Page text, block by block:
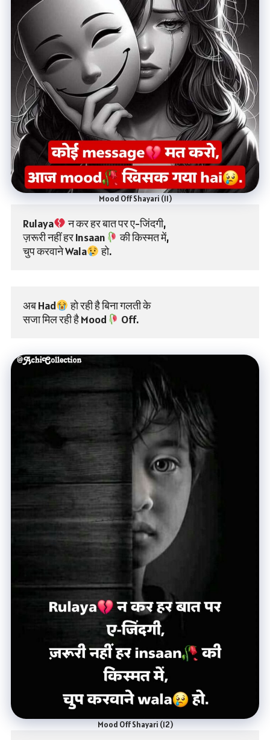
Mood Off Shayari (11)
Rulaya
न कर हर बात पर ए-जिंदगी,
ज़रूरी नहीं हर Insaan
की किस्मत में,
चुप करवाने Wala
हो.
अब Had
हो रही है बिना गलती के
सजा मिल रही है Mood
Off.
Mood Off Shayari (12)